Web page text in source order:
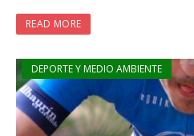
READ MORE
DEPORTE Y MEDIO AMBIENTE